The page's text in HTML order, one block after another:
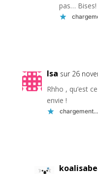
pas… Bises!
Isa sur 26
Rhho , qu’est
envie !
chargement…